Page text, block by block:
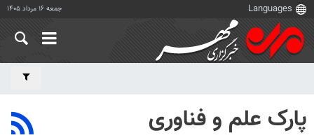
جمعه ۱۶ مرداد ۱۴۰۵
پارک علم و فناوری